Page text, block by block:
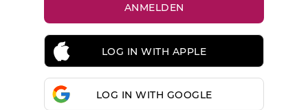
LOG IN WITH APPLE
LOG IN WITH GOOGLE